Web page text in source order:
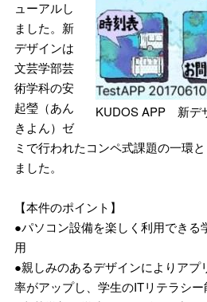
KUDOS APP 新デ
ューアルし
ました。新
デザインは
文芸学部芸
術学科の安
起瑩（あん
きよん）ゼ
ミで行われたコンペ式課題の一環
ました。
【本件のポイント】
●パソコン設備を楽しく利用できる
用
●親しみのあるデザインによりアプ
率がアップし、学生のITリテラシ